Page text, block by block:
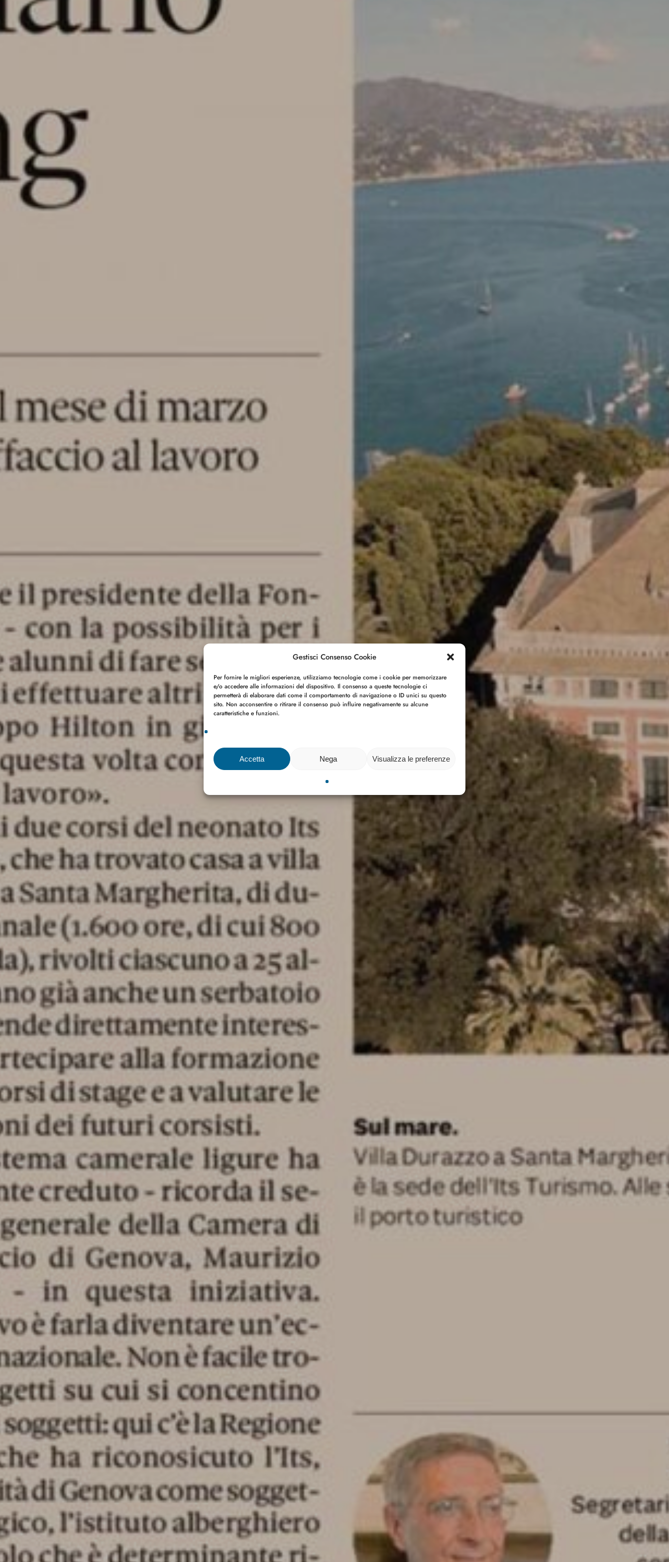
Gestisci Consenso Cookie
Per fornire le migliori esperienze, utilizziamo tecnologie come i cookie per memorizzare
e/o accedere alle informazioni del dispositivo. Il consenso a queste tecnologie ci
permetterà di elaborare dati come il comportamento di navigazione o ID unici su questo
sito. Non acconsentire o ritirare il consenso può influire negativamente su alcune
caratteristiche e funzioni.
Accetta Nega Visualizza le preferenze